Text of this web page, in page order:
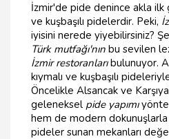
İzmir'de pide denince akla ilk
ve kuşbaşılı pidelerdir. Peki,
iyisini nerede yiyebilirsiniz?
Türk mutfağı'nın bu sevilen
İzmir restoranlarıbulunuyor.
kıymalı ve kuşbaşılı
Öncelikle Alsancak ve
geleneksel pide yapımı
hem de modern
pideler sunan mekanları